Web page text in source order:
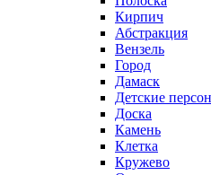
Кирпич
Абстракция
Вензель
Город
Дамаск
Детские
Доска
Камень
Клетка
Кружево